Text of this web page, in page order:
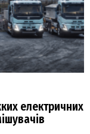
електричних